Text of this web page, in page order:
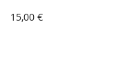
15,00 €